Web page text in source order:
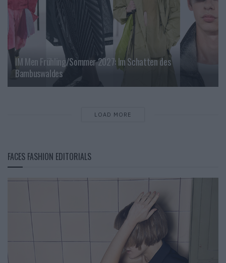
IM Men Frühling/Sommer 2027: Im Schatten des
Bambuswaldes
LOAD MORE
FACES FASHION EDITORIALS